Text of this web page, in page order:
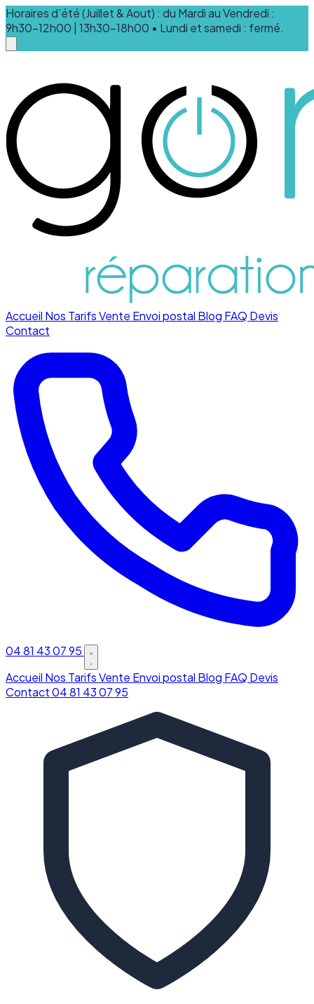
Horaires d’été (Juillet & Aout) : du Mardi au Vendredi :
9h30-12h00 | 13h30-18h00 • Lundi et samedi : fermé.
Accueil Nos TarifsVente Envoi postal Blog FAQ Devis
Contact
04 81 43 07 95
Accueil Nos TarifsVente Envoi postal Blog FAQ Devis
Contact04 81 43 07 95